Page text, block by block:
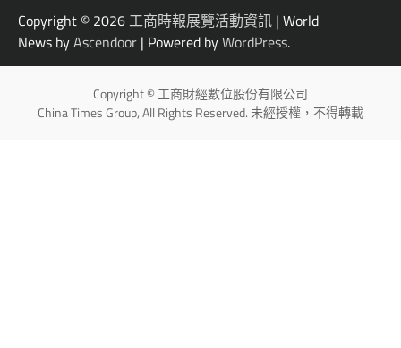
Copyright © 2026工商時報展覽活動資訊 | World
News byAscendoor | Powered byWordPress.
Copyright © 工商財經數位股份有限公司
China Times Group, All Rights Reserved. 未經授權，不得轉載